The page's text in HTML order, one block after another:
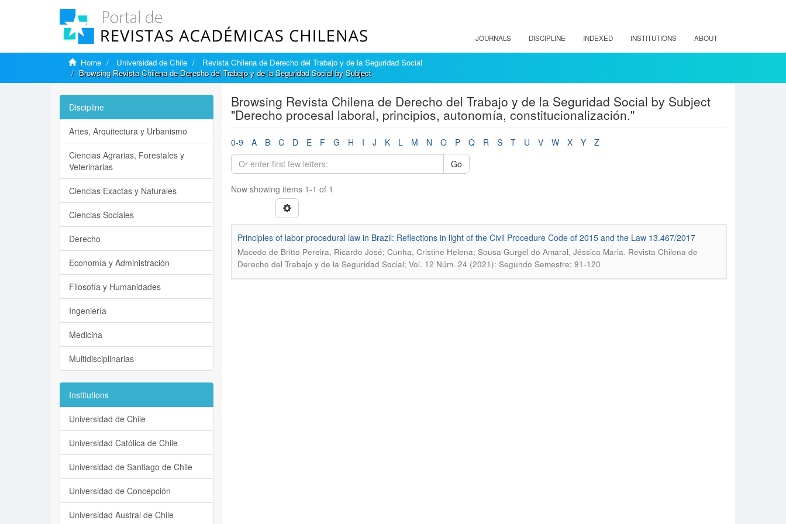
JOURNALS DISCIPLINE INDEXED INSTITUTIONS ABOUT
Home Universidad de Chile
Revista Chilena de Derecho del Trabajo y de la Seguridad Social
Browsing Revista Chilena de Derecho del Trabajo y de la Seguridad Social by Subject
Browsing Revista Chilena de Derecho del Trabajo y de la Seguridad Social by Subject
"Derecho procesal laboral, principios, autonomía, constitucionalización."
0-9 A B C D E F G H I J K L M N O P Q R S T U V W X Y
Z
Go
Now showing items 1-1 of 1
Principles of labor procedural law in Brazil: Reflections in light of the Civil Procedure Code of 2015 and the Law 13.467/2017
Macedo de Britto Pereira, Ricardo José; Cunha, Cristine Helena; Sousa Gurgel do Amaral, Jéssica Maria. Revista Chilena de
Derecho del Trabajo y de la Seguridad Social; Vol. 12 Núm. 24 (2021): Segundo Semestre; 91-120
Discipline
Artes, Arquitectura y Urbanismo
Ciencias Agrarias, Forestales y
Veterinarias
Ciencias Exactas y Naturales
Ciencias Sociales
Derecho
Economía y Administración
Filosofía y Humanidades
Ingeniería
Medicina
Multidisciplinarias
Institutions
Universidad de Chile
Universidad Católica de Chile
Universidad de Santiago de Chile
Universidad de Concepción
Universidad Austral de Chile